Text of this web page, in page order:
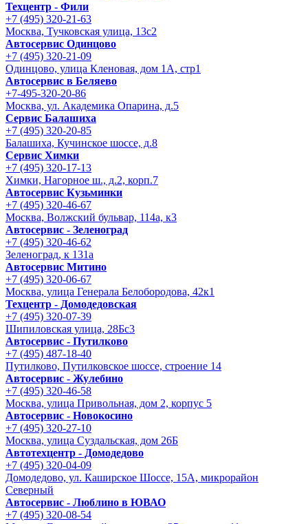
Техцентр - Фили
+7 (495) 320-21-63
Москва, Тучковская улица, 13с2
Автосервис Одинцово
+7 (495) 320-21-09
Одинцово, улица Кленовая, дом 1А, стр1
Автосервис в Беляево
+7-495-320-20-86
Москва, ул. Академика Опарина, д.5
Сервис Балашиха
+7 (495) 320-20-85
Балашиха, Кучинское шоссе, д.8
Сервис Химки
+7 (495) 320-17-13
Химки, Нагорное ш., д.2, корп.7
Автосервис Кузьминки
+7 (495) 320-46-67
Москва, Волжский бульвар, 114а, к3
Автосервис - Зеленоград
+7 (495) 320-46-62
Зеленоград, к 131а
Автосервис Митино
+7 (495) 320-06-67
Москва, улица Генерала Белобородова, 42к1
Техцентр - Домодедовская
+7 (495) 320-07-39
Шипиловская улица, 28Бс3
Автосервис - Путилково
+7 (495) 487-18-40
Путилково, Путилковское шоссе, строение 14
Автосервис - Жулебино
+7 (495) 320-46-58
Москва, улица Привольная, дом 2, корпус 5
Автосервис - Новокосино
+7 (495) 320-27-10
Москва, улица Суздальская, дом 26Б
Автотехцентр - Домодедово
+7 (495) 320-04-09
Домодедово, ул. Каширское Шоссе, 15А, микрорайон
Северный
Автосервис - Люблино в ЮВАО
+7 (495) 320-08-54